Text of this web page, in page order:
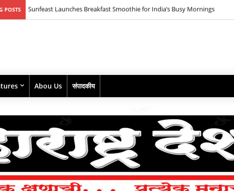
POSTS *ABD Maestro goes pink with the launch of ZOYA PINK Mix Berries Gin*
Abou Us संपादकीय